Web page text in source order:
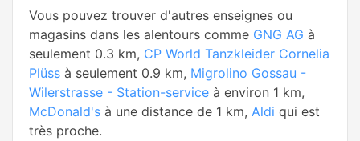
Vous pouvez trouver d'autres enseignes ou
magasins dans les alentours comme GNG AG à
seulement 0.3 km, CP World Tanzkleider Cornelia
Plüss à seulement 0.9 km, Migrolino Gossau -
Wilerstrasse - Station-service à environ 1 km,
McDonald's à une distance de 1 km, Aldi qui est
très proche.